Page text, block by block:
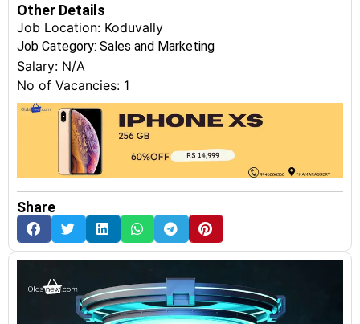
Other Details
Job Location: Koduvally
Job Category: Sales and Marketing
Salary: N/A
No of Vacancies: 1
Share